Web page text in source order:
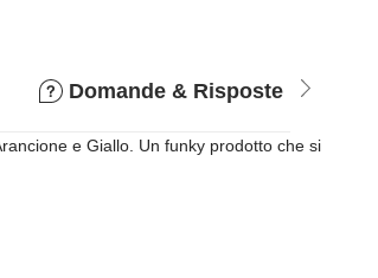
Domande & Risposte
e Giallo. Un funky prodotto che si